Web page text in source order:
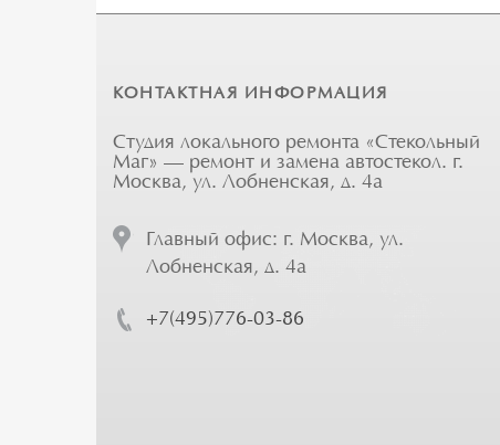
КОНТАКТНАЯ ИНФОРМАЦИЯ
Студия локального ремонта «Стекольный
Маг» — ремонт и замена автостекол. г.
Москва, ул. Лобненская, д. 4а
Главный офис: г. Москва, ул.
Лобненская, д. 4а
+7(495)776-03-86